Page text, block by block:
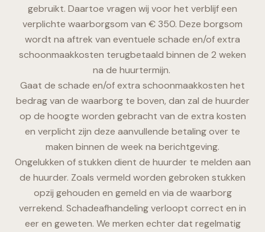
gebruikt. Daartoe vragen wij voor het verblijf een
verplichte waarborgsom van € 350. Deze borgsom
wordt na aftrek van eventuele schade en/of extra
schoonmaakkosten terugbetaald binnen de 2 weken
na de huurtermijn.
Gaat de schade en/of extra schoonmaakkosten het
bedrag van de waarborg te boven, dan zal de huurder
op de hoogte worden gebracht van de extra kosten
en verplicht zijn deze aanvullende betaling over te
maken binnen de week na berichtgeving.
Ongelukken of stukken dient de huurder te melden aan
de huurder. Zoals vermeld worden gebroken stukken
opzij gehouden en gemeld en via de waarborg
verrekend. Schadeafhandeling verloopt correct en in
eer en geweten. We merken echter dat regelmatig